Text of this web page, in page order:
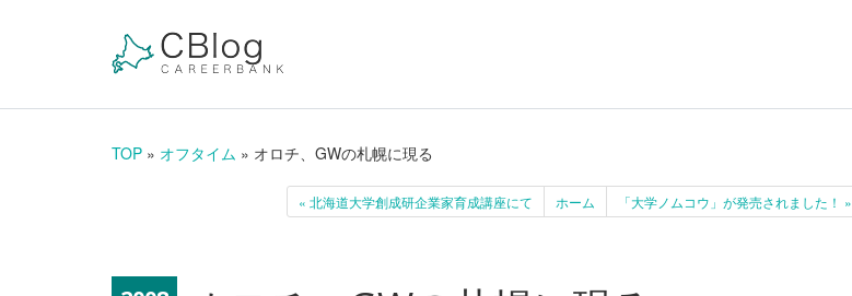
TOP » オフタイム » オロチ、GWの札幌に現る
« 北海道大学創成研企業家育成講座にて ホーム 「大学ノムコウ」が発売されました！ »